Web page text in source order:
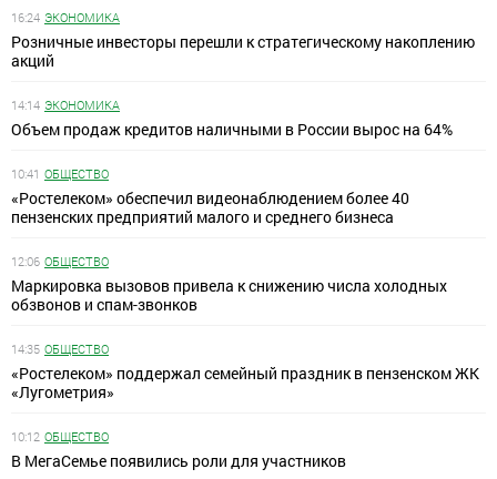
16:24 ЭКОНОМИКА
Розничные инвесторы перешли к стратегическому накоплению
акций
14:14 ЭКОНОМИКА
Объем продаж кредитов наличными в России вырос на 64%
10:41 ОБЩЕСТВО
«Ростелеком» обеспечил видеонаблюдением более 40
пензенских предприятий малого и среднего бизнеса
12:06 ОБЩЕСТВО
Маркировка вызовов привела к снижению числа холодных
обзвонов и спам-звонков
14:35 ОБЩЕСТВО
«Ростелеком» поддержал семейный праздник в пензенском ЖК
«Лугометрия»
10:12 ОБЩЕСТВО
В МегаСемье появились роли для участников